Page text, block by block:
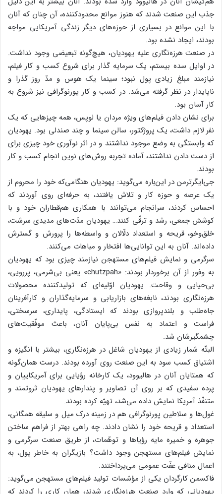
جذب این صنعت شدند که هنوز موانع محدودکننده، آن چنان که آنان
با این موانع در بسیاری از حوزه‌های دیگر زندگی آمریکایی مواجه
بودند، ایجاد نشده بود.
در صنعت هرزه‌نگاری علیه یهودیان، هیچ‌گونه تبعیضی وجود نداشت.
در اوایل سده بیستم، یک سرمایه گذار برای شروع کسب و کار فیلم،
نیازمند مبلغ زیادی پول نبود؛ سینما یک هوس و مدّ روز گذرا و
ناپایدار در نظر گرفته می‌شد. در کسب و کار پورنوگرافی نیز شروع به
کار آسان بود.
برای نشان دادن فیلم‌های ویژه مردان یا لوپس، همه چیزهایی که یک
نفر لازم داشت، یک پروژکتور، سالن سینما و چند صندلی بود. یهودیان
که وابستگی به وضع موجود نداشتند و در اثر نوآوری خود چیزی برای
از دست دادن نداشتند، آماده تجربه روش‌های نوین انجام کسب و کار
بودند.
جی‌ایگرترمن در این‌باره می‌گوید: یهودیان هنگامی‌که خود را محروم از
یک عرصه و حوزه کار و تلاش یافتند، به حرفه‌ای روی آوردند که
احساس کردند، سرانجام می‌توانند با همکاری هم‌قطاران خود و با
کوشش جمعی، رشد و ترقّی کنند… یهودیان مدّت‌های مدیدی سرشت،
خلق‌وخو، قریحه و استعداد دلّالان و واسطه‌ها را پرورش و گسترش
داده‌اند. آنان به این توانایی‌ها افتخار و مباهات می‌کنند.
سرگرمی و نمایش فیلم‌های مستهجن نیازمند چیزی بود که یهودیان
به وفور از آن برخوردار بودند: «chutzpah» یعنی بی‌شرمی، پررویی،
بی‌حیایی و وقاحت. یهودیان اوّلیه‌ای که تولیدکننده محصولات
هرزه‌نگاری بودند، نابغه‌های بازاریابی و سرمایه‌گذاران و کارآفرینان
جاه‌طلب و بلندپروازی بودند که ایستادگی، پایداری، سرسختی،
فراست و اعتماد به نفس بی‌پایان آنان، باعث موفّقیت‌های
چشمگیرشان شد.
البتّه شمار زیادی از یهودیان شاغل در هرزه‌نگاری، بیشتر با انگیزه و
اشتیاق کسب سود به این صنعت روی آورده بودند. درست همان‌گونه
که همتایان آنان در هالیوود، یک کارخانه رؤیایی برای آمریکاییان و
پرده سفیدی که بر روی آن تصاویر و پندارهای یهودیان ثروتمند و
متنفّذ آمریکا نمایش داده می‌شد، تهیّه کرده بودند.
غول‌ها و سلاطین پورنوگرافی هم در زمینه درک میل و سلیقه همگانی،
استعداد و قریحه خود را نشان دادند. چه راهی بهتر از فراهم ساختن
جوهره و خمیره مایه رؤیاها و توهّمات، از طریق صنعت سرگرمی و
نمایش فیلم‌های مستهجن وجود داشت؟ بازیگران به خاطر پول، به
اعمال منافی عفّت عمومی می‌پرداختند.
فاکسمن کارگردان یکی از مؤسّسات تولید فیلم‌های مستهجن می‌گوید:
یهودیانی که وارد صنعت هرزه‌نگاری شدند، همان کاری را کردند که